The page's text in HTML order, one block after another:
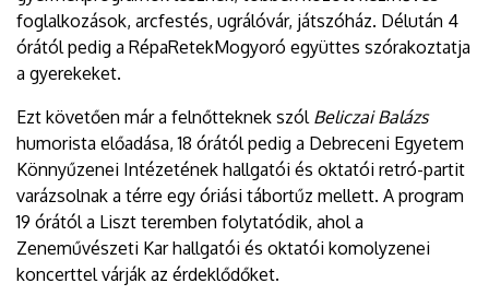
foglalkozások, arcfestés, ugrálóvár, játszóház. Délután 4
órától pedig a RépaRetekMogyoró együttes szórakoztatja
a gyerekeket.
Ezt követően már a felnőtteknek szól Beliczai Balázs
humorista előadása, 18 órától pedig a Debreceni Egyetem
Könnyűzenei Intézetének hallgatói és oktatói retró-partit
varázsolnak a térre egy óriási tábortűz mellett. A program
19 órától a Liszt teremben folytatódik, ahol a
Zeneművészeti Kar hallgatói és oktatói komolyzenei
koncerttel várják az érdeklődőket.